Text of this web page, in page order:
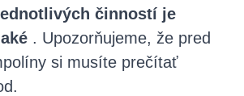
činností je
. Upozorňujeme, že pred
si musíte prečítať